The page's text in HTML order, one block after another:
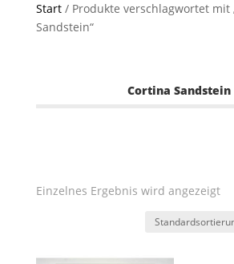
Start/ Produkte verschlagwortet mit
Sandstein“
Cortina Sandstein
Einzelnes Ergebnis wird angezeigt